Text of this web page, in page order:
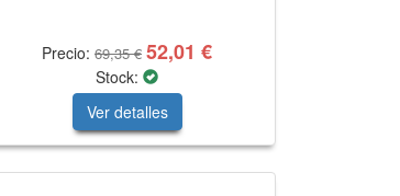
Precio:69,35 € 52,01 €
Stock:
Ver detalles